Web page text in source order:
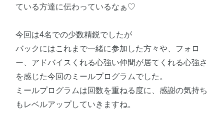
ている方達に伝わっているなぁ♡
今回は4名での少数精鋭でしたが
バックにはこれまで一緒に参加した方々や、フォロ
ー、アドバイスくれる心強い仲間が居てくれる心強さ
を感じた今回のミールプログラムでした。
ミールプログラムは回数を重ねる度に、感謝の気持ち
もレベルアップしていきますね。